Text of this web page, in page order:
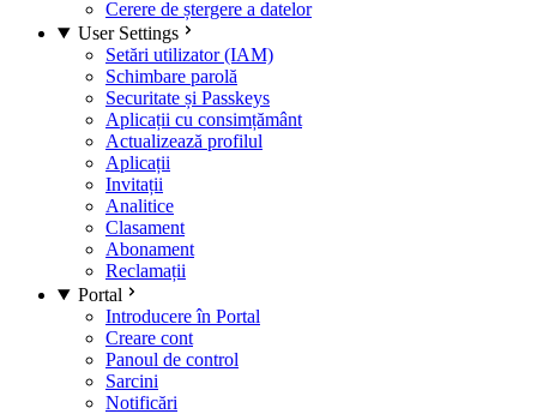
Cerere de ștergere a datelor
User Settings
Setări utilizator (IAM)
Schimbare parolă
Securitate și Passkeys
Aplicații cu consimțământ
Actualizează profilul
Aplicații
Invitații
Analitice
Clasament
Abonament
Reclamații
Portal
Introducere în Portal
Creare cont
Panoul de control
Sarcini
Notificări